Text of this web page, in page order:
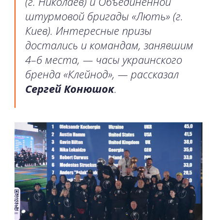
штурмовой бригады «Лють» (г.
Киев). Интересные призы
достались и командам, занявшим
4–6 места, — часы украинского
бренда «Клейнод», — рассказал
Сергей Конюшок.